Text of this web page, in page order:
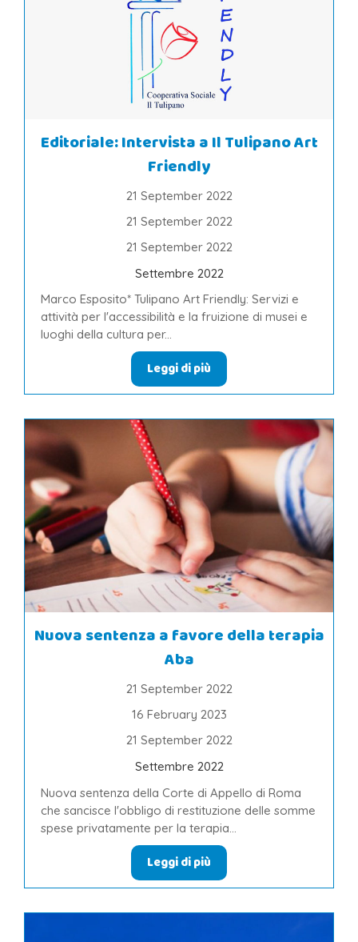
Editoriale: Intervista a Il Tulipano Art
Friendly
21 September 2022
21 September 2022
21 September 2022
Settembre 2022
Marco Esposito* Tulipano Art Friendly: Servizi e
attività per l'accessibilità e la fruizione di musei e
luoghi della cultura per...
Leggi di più
Nuova sentenza a favore della terapia
Aba
21 September 2022
16 February 2023
21 September 2022
Settembre 2022
Nuova sentenza della Corte di Appello di Roma
che sancisce l'obbligo di restituzione delle somme
spese privatamente per la terapia...
Leggi di più